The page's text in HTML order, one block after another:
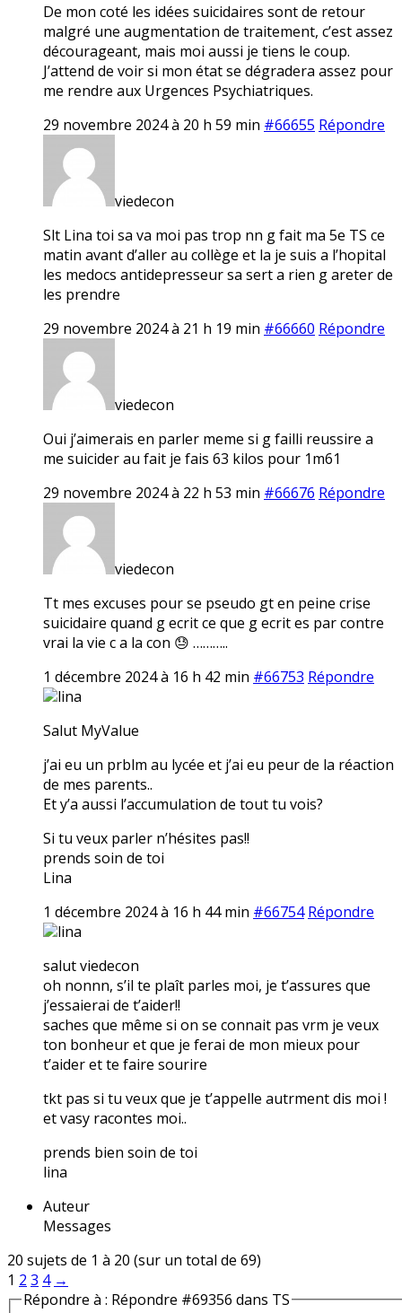
De mon coté les idées suicidaires sont de retour
malgré une augmentation de traitement, c’est assez
décourageant, mais moi aussi je tiens le coup.
J’attend de voir si mon état se dégradera assez pour
me rendre aux Urgences Psychiatriques.
29 novembre 2024 à 20 h 59 min #66655 Répondre
viedecon
Slt Lina toi sa va moi pas trop nn g fait ma 5e TS ce
matin avant d’aller au collège et la je suis a l’hopital
les medocs antidepresseur sa sert a rien g areter de
les prendre
29 novembre 2024 à 21 h 19 min #66660 Répondre
viedecon
Oui j’aimerais en parler meme si g failli reussire a
me suicider au fait je fais 63 kilos pour 1m61
29 novembre 2024 à 22 h 53 min #66676 Répondre
viedecon
Tt mes excuses pour se pseudo gt en peine crise
suicidaire quand g ecrit ce que g ecrit es par contre
vrai la vie c a la con 😓 ………..
1 décembre 2024 à 16 h 42 min #66753 Répondre
lina
Salut MyValue
j’ai eu un prblm au lycée et j’ai eu peur de la réaction
de mes parents..
Et y’a aussi l’accumulation de tout tu vois?
Si tu veux parler n’hésites pas!!
prends soin de toi
Lina
1 décembre 2024 à 16 h 44 min #66754 Répondre
lina
salut viedecon
oh nonnn, s’il te plaît parles moi, je t’assures que
j’essaierai de t’aider!!
saches que même si on se connait pas vrm je veux
ton bonheur et que je ferai de mon mieux pour
t’aider et te faire sourire
tkt pas si tu veux que je t’appelle autrment dis moi !
et vasy racontes moi..
prends bien soin de toi
lina
Auteur
Messages
20 sujets de 1 à 20 (sur un total de 69)
1 2 3 4 →
Répondre à : Répondre #69356 dans TS